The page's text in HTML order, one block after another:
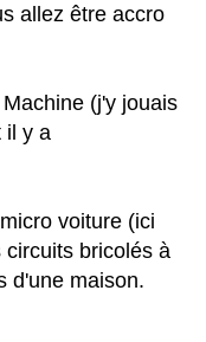
allez être accro
(j'y jouais
il y a
voiture (ici
bricolés à
d'une maison.